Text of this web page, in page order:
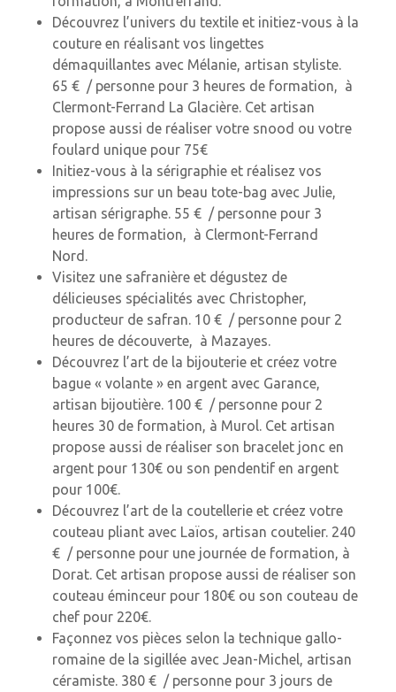
Découvrez l’univers du textile et initiez-vous à la
couture en réalisant vos lingettes
démaquillantes avec Mélanie, artisan styliste.
65 € / personne pour 3 heures de formation, à
Clermont-Ferrand La Glacière. Cet artisan
propose aussi de réaliser votre snood ou votre
foulard unique pour 75€
Initiez-vous à la sérigraphie et réalisez vos
impressions sur un beau tote-bag avec Julie,
artisan sérigraphe. 55 € / personne pour 3
heures de formation, à Clermont-Ferrand
Nord.
Visitez une safranière et dégustez de
délicieuses spécialités avec Christopher,
producteur de safran. 10 € / personne pour 2
heures de découverte, à Mazayes.
Découvrez l’art de la bijouterie et créez votre
bague « volante » en argent avec Garance,
artisan bijoutière. 100 € / personne pour 2
heures 30 de formation, à Murol. Cet artisan
propose aussi de réaliser son bracelet jonc en
argent pour 130€ ou son pendentif en argent
pour 100€.
Découvrez l’art de la coutellerie et créez votre
couteau pliant avec Laïos, artisan coutelier. 240
€ / personne pour une journée de formation, à
Dorat. Cet artisan propose aussi de réaliser son
couteau éminceur pour 180€ ou son couteau de
chef pour 220€.
Façonnez vos pièces selon la technique gallo-
romaine de la sigillée avec Jean-Michel, artisan
céramiste. 380 € / personne pour 3 jours de